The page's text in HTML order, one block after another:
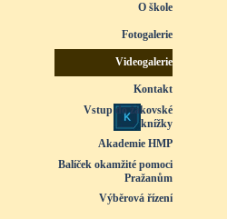
O škole
Fotogalerie
Videogalerie
Kontakt
Vstup do žákovské
knížky
Akademie HMP
Balíček okamžité pomoci
Pražanům
Výběrová řízení